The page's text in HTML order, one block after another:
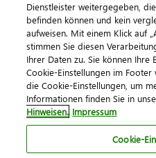
© 2026
Impressum
Cookie-
Dienstleister weitergegeben,
befinden können und kein
aufweisen. Mit einem Klick auf
stimmen Sie diesen
Ihrer Daten zu. Sie können
Cookie-Einstellungen im
die Cookie-Einstellungen, um
Informationen finden Sie in
Hinweisen. Impressum
Cookie-